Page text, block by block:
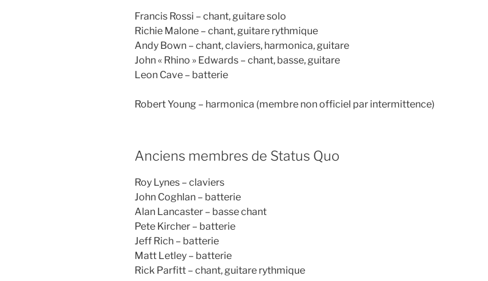
Francis Rossi – chant, guitare solo
Richie Malone – chant, guitare rythmique
Andy Bown – chant, claviers, harmonica, guitare
John « Rhino » Edwards – chant, basse, guitare
Leon Cave – batterie
Robert Young – harmonica (membre non officiel par intermittence)
Anciens membres de Status Quo
Roy Lynes – claviers
John Coghlan – batterie
Alan Lancaster – basse chant
Pete Kircher – batterie
Jeff Rich – batterie
Matt Letley – batterie
Rick Parfitt – chant, guitare rythmique